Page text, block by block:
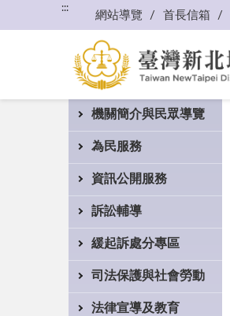
:::
網站導覽 首長信箱
機關簡介與民眾導覽
為民服務
資訊公開服務
訴訟輔導
緩起訴處分專區
司法保護與社會勞動
法律宣導及教育